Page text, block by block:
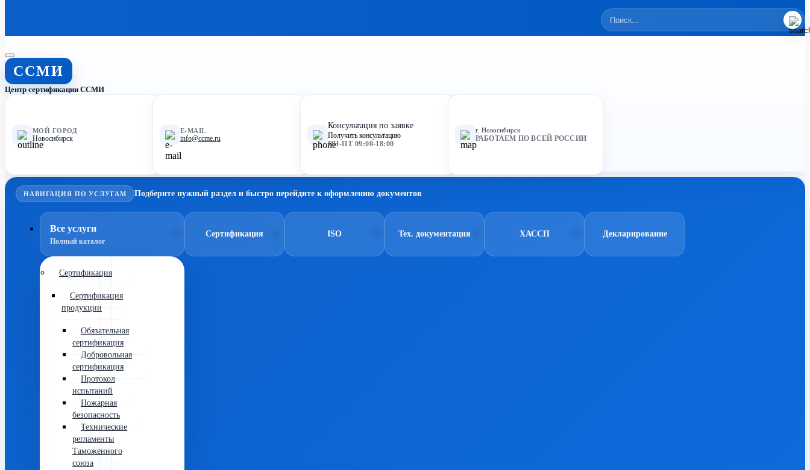
ССМИ
Центр сертификации ССМИ
МОЙ ГОРОД
Новосибирск
E-MAIL
info@ccme.ru
Консультация по заявке
Получить консультацию
ПН-ПТ 09:00-18:00
г. Новосибирск
РАБОТАЕМ ПО ВСЕЙ РОССИИ
НАВИГАЦИЯ ПО УСЛУГАМ Подберите нужный раздел и быстро перейдите к оформлению документов
Все услуги
Полный каталог
Сертификация
Сертификация
продукции
Обязательная
сертификация
Добровольная
сертификация
Протокол
испытаний
Пожарная
безопасность
Технические
регламенты
Таможенного
союза
Сертификация ISO Тех. документация ХАССП Декларирование